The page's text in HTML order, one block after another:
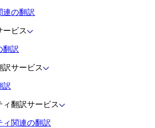
連の翻訳
ービス
翻訳
訳サービス
訳
ィ翻訳サービス
ィ関連の翻訳